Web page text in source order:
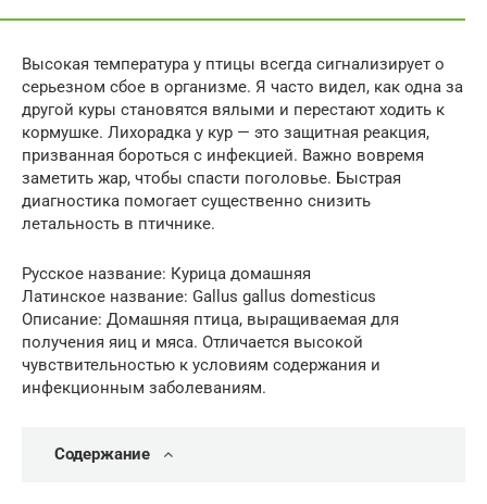
Высокая температура у птицы всегда сигнализирует о
серьезном сбое в организме. Я часто видел, как одна за
другой куры становятся вялыми и перестают ходить к
кормушке. Лихорадка у кур — это защитная реакция,
призванная бороться с инфекцией. Важно вовремя
заметить жар, чтобы спасти поголовье. Быстрая
диагностика помогает существенно снизить
летальность в птичнике.
Русское название: Курица домашняя
Латинское название: Gallus gallus domesticus
Описание: Домашняя птица, выращиваемая для
получения яиц и мяса. Отличается высокой
чувствительностью к условиям содержания и
инфекционным заболеваниям.
Содержание